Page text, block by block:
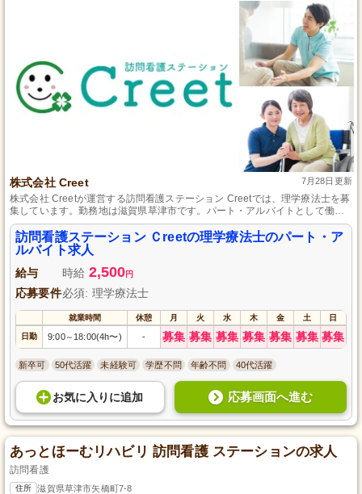
株式会社 Creet 7月28日更新
株式会社 Creetが運営する訪問看護ステーション Creetでは、理学療法士を募
集しています。勤務地は滋賀県草津市です。パート・アルバイトとして働き
やすい環境を提供しています。あなたの専門知識を活かして、地域の皆様の
健康をサポートしませんか？ご応募お待ちしております。
訪問看護ステーション Ｃreetの理学療法士のパート・ア
ルバイト求人
給与 時給 2,500円
応募要件必須: 理学療法士
就業時間 休憩 月 火 水 木 金 土 日
日勤 9:00～ 18:00(4h〜) - 募集 募集 募集 募集 募集 募集 募集
新卒可 50代活躍 未経験可 学歴不問 年齢不問 40代活躍
お気に入り に追加 応募画面へ進む
あっとほーむリハビリ 訪問看護 ステーションの求人
訪問看護
住所 滋賀県草津市矢橋町7-8